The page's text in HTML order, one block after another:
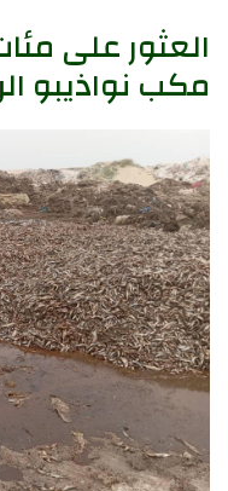
العثور على
مكب نواذيبو